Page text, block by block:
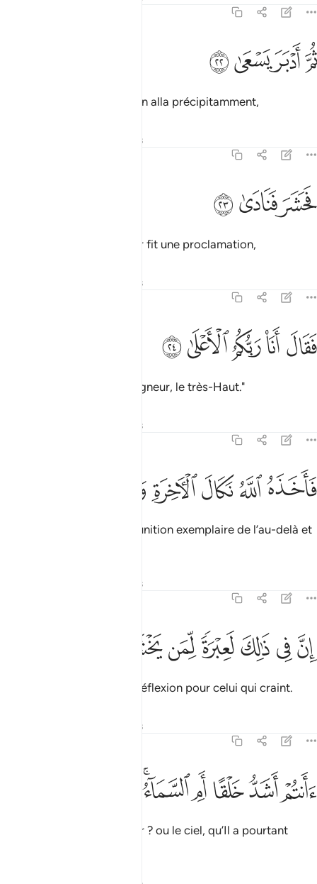
ثم ادبر يسعى ٢٢
ثُمَّ أَدْبَرَ يَسْعَىٰ ٢٢
ﱚﱛﱜﱝ
ensuite, il tourna le dos, s’en alla précipitamment,
Réflexions
فحشر فنادى ٢٣
فَحَشَرَ فَنَادَىٰ ٢٣
ﱞﱟﱠ
rassembla [les gens] et leur fit une proclamation,
Réflexions
فقال انا ربكم الاعلى ٢٤
فَقَالَ أَنَا۠ رَبُّكُمُ ٱلْأَعْلَىٰ ٢٤
ﱡﱢﱣﱤﱥ
et dit : "C’est moi votre Seigneur, le très-Haut."
Réflexions
فاخذه الله نكال الاخرة والاولى ٢٥
فَأَخَذَهُ ٱللَّهُ نَكَالَ ٱلْـَٔاخِرَةِ وَٱلْأُولَىٰٓ ٢٥
ﱦﱧﱨﱩﱪ
Alors Allah le saisit de la punition exemplaire de l’au-delà et
Réflexions
ان في ذالك لعبرة لمن يخشى ٢٦
إِنَّ فِى ذَٰلِكَ لَعِبْرَةًۭ لِّمَن يَخْشَىٰٓ ٢٦
ﱬﱭﱮﱯﱰﱱ
Il y a certes là un sujet de réflexion pour celui qui craint.
Réflexions
اانتم اشد خلقا ام السماء بناها ٢٧
ءَأَنتُمْ أَشَدُّ خَلْقًا أَمِ ٱلسَّمَآءُ ۚ بَنَىٰهَا ٢٧
ﱳﱴﱵﱶﱷﱸ
Etes-vous plus durs à créer ? ou le ciel, qu’Il a pourtant